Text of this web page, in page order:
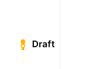
Draft